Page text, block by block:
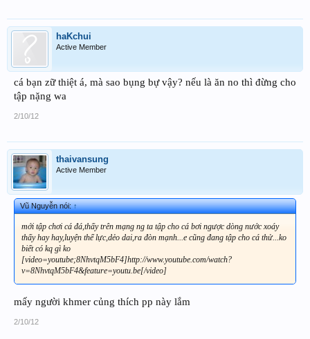
haKchui
Active Member
cá bạn zữ thiệt á, mà sao bụng bự vậy? nếu là ăn no thì đừng cho
tập nặng wa
2/10/12
thaivansung
Active Member
Vũ Nguyễn nói:↑
mới tập chơi cá đá,thấy trên mạng ng ta tập cho cá bơi ngược dòng nước xoáy
thấy hay hay,luyện thể lực,dẻo dai,ra đòn mạnh...e cũng đang tập cho cá thử...ko
biết có kq gì ko
[video=youtube;8NhvtqM5bF4]http://www.youtube.com/watch?
v=8NhvtqM5bF4&feature=youtu.be[/video]
mấy người khmer củng thích pp này lắm
2/10/12